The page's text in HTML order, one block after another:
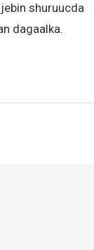
shuruucda
dagaalka.